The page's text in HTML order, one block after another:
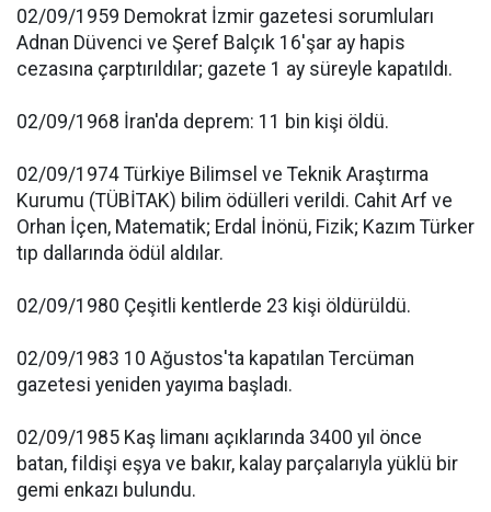
02/09/1959 Demokrat İzmir gazetesi sorumluları
Adnan Düvenci ve Şeref Balçık 16'şar ay hapis
cezasına çarptırıldılar; gazete 1 ay süreyle kapatıldı.
02/09/1968 İran'da deprem: 11 bin kişi öldü.
02/09/1974 Türkiye Bilimsel ve Teknik Araştırma
Kurumu (TÜBİTAK) bilim ödülleri verildi. Cahit Arf ve
Orhan İçen, Matematik; Erdal İnönü, Fizik; Kazım Türker
tıp dallarında ödül aldılar.
02/09/1980 Çeşitli kentlerde 23 kişi öldürüldü.
02/09/1983 10 Ağustos'ta kapatılan Tercüman
gazetesi yeniden yayıma başladı.
02/09/1985 Kaş limanı açıklarında 3400 yıl önce
batan, fildişi eşya ve bakır, kalay parçalarıyla yüklü bir
gemi enkazı bulundu.